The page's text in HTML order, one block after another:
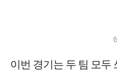
이번 경기는 두 팀 모두